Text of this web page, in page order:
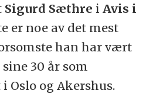
Sigurd Sæthre i Avis i
er noe av det mest
han har vært
30 år som
Oslo og Akershus.